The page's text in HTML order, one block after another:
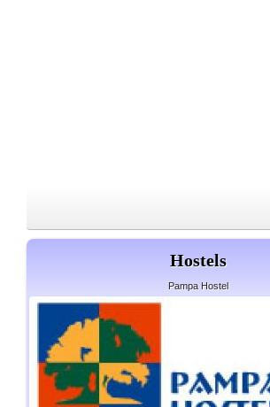
Hostels
Pampa Hostel